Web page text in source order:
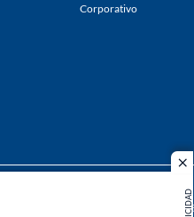
Corporativo
Reproduction in